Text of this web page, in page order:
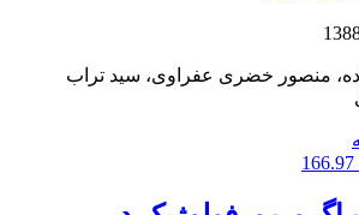
منصور خضری عفراوی، سید تراب